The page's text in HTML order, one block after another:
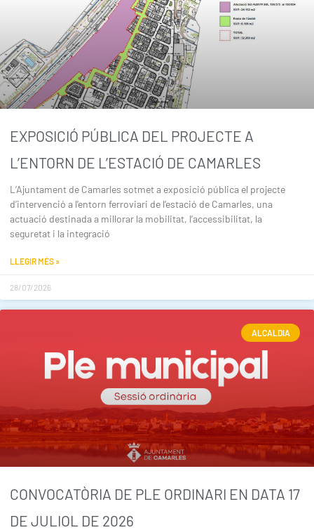
EXPOSICIÓ PÚBLICA DEL PROJECTE A
L’ENTORN DE L’ESTACIÓ DE CAMARLES
L’Ajuntament de Camarles sotmet a exposició pública el projecte
d’intervenció a l’entorn ferroviari de l’estació de Camarles, una
actuació destinada a millorar la mobilitat, l’accessibilitat, la
seguretat i la integració
LLEGIR MÉS »
28/07/2026
ALCALDIA
CONVOCATÒRIA DE PLE ORDINARI EN DATA 17
DE JULIOL DE 2026